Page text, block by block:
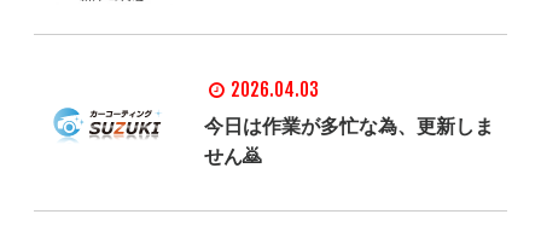
2026.04.03
今日は作業が多忙な為、更新しま
せん🙇